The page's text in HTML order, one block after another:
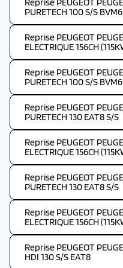
PURETECH 100 S/S BVM6
Reprise PEUGEOT
ELECTRIQUE 156CH
Reprise PEUGEOT
PURETECH 100 S/S BVM6
Reprise PEUGEOT
PURETECH 130 EAT8 S/S
Reprise PEUGEOT
ELECTRIQUE 156CH
Reprise PEUGEOT
PURETECH 130 EAT8 S/S
Reprise PEUGEOT
ELECTRIQUE 156CH
Reprise PEUGEOT
HDI 130 S/S EAT8